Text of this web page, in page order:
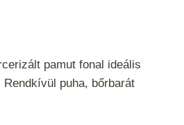
pamut fonal ideális
puha, bőrbarát